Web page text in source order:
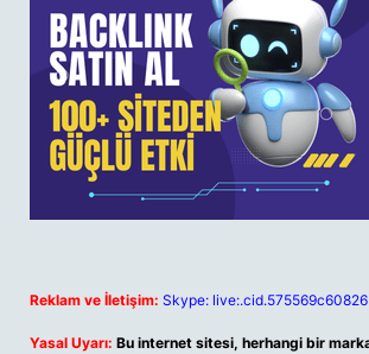
Reklam ve İletişim: Skype:
Yasal Uyarı: Bu internet sitesi, herhangi bir